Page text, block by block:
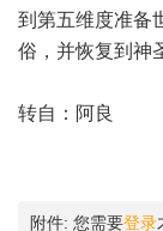
到第五维度准备
俗，并恢复到神
转自：阿良
附件: 您需要登录